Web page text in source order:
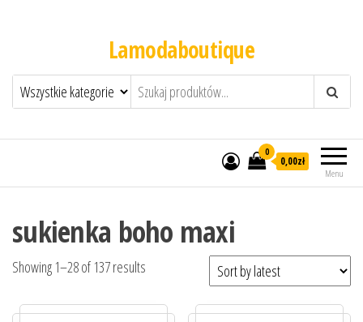
Lamodaboutique
Menu
0
0,00zł
sukienka boho maxi
Showing 1–28 of 137 results